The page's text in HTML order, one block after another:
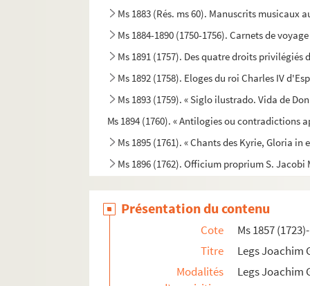
Ms 1883 (Rés. ms 60). Manuscrits musicaux
Ms 1884-1890 (1750-1756). Carnets de
Ms 1891 (1757). Des quatre droits
Ms 1892 (1758). Eloges du roi Charles IV
Ms 1893 (1759). « Siglo ilustrado. Vida de
Ms 1894 (1760). « Antilogies ou contradictions
Ms 1895 (1761). « Chants des Kyrie, Gloria
Ms 1896 (1762). Officium proprium S.
Ms 1898 (1764). Mère Acarie du Saint-
Ms 1899 (1765). Remarques sur les lettres et
Ms 1900 (1766). Cérémonial des religieuses
Ms 1901 (1767). Goiran. Reflexions sur
Présentation du contenu
Cote
Ms 1857
Titre
Legs Joachim
Modalités
Legs Joachim